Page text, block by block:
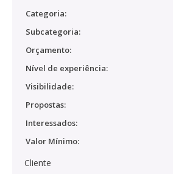
Categoria:
Subcategoria:
Orçamento:
Nível de experiência:
Visibilidade:
Propostas:
Interessados:
Valor Mínimo:
Cliente